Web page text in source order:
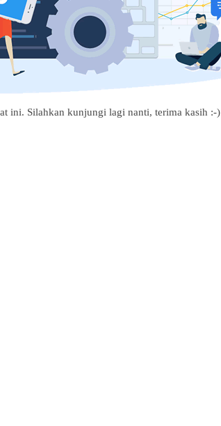
ini. Silahkan kunjungi lagi nanti, terima kasih :-)